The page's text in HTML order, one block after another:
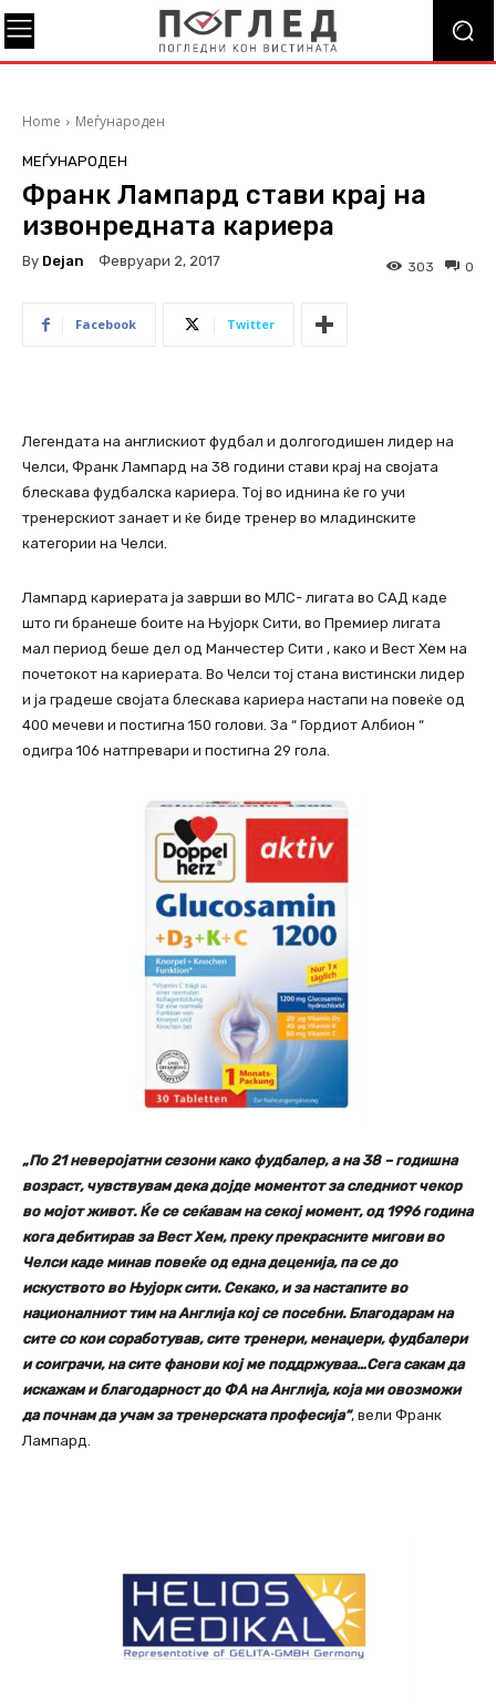
Home Меѓународен
МЕЃУНАРОДЕН
Франк Лампард стави крај на
извонредната кариера
By Dejan Февруари 2, 2017 0
303
Facebook Twitter
Легендата на англискиот фудбал и долгогодишен лидер на
Челси, Франк Лампард на 38 години стави крај на својата
блескава фудбалска кариера. Тој во иднина ќе го учи
тренерскиот занает и ќе биде тренер во младинските
категории на Челси.
Лампард кариерата ја заврши во МЛС- лигата во САД каде
што ги бранеше боите на Њујорк Сити, во Премиер лигата
мал период беше дел од Манчестер Сити , како и Вест Хем на
почетокот на кариерата. Во Челси тој стана вистински лидер
и ја градеше својата блескава кариера настапи на повеќе од
400 мечеви и постигна 150 голови. За “ Гордиот Албион “
одигра 106 натпревари и постигна 29 гола.
„По 21 неверојатни сезони како фудбалер, а на 38 – годишна
возраст, чувствувам дека дојде моментот за следниот чекор
во мојот живот. Ќе се сеќавам на секој момент, од 1996 година
кога дебитирав за Вест Хем, преку прекрасните мигови во
Челси каде минав повеќе од една деценија, па се до
искуството во Њујорк сити. Секако, и за настапите во
националниот тим на Англија кој се посебни. Благодарам на
сите со кои соработував, сите тренери, менаџери, фудбалери
и соиграчи, на сите фанови кој ме поддржуваа…Сега сакам да
искажам и благодарност до ФА на Англија, која ми овозможи
да почнам да учам за тренерската професија“, вели Франк
Лампард.